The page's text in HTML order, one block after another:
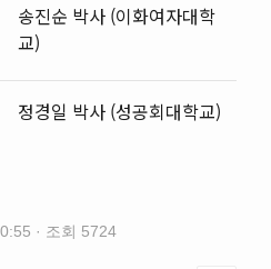
송진순 박사 (이화여자대학
교)
정경일 박사 (성공회대학교)
· 조회 5724